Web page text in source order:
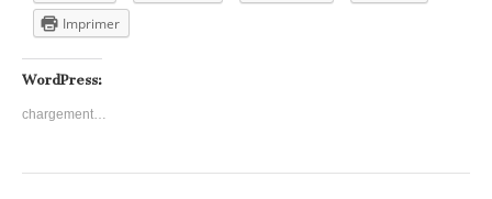
Imprimer
WordPress:
chargement…